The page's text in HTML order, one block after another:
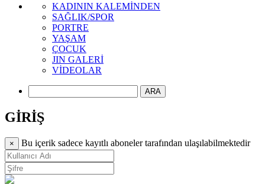
KADININ KALEMİNDEN
SAĞLIK/SPOR
PORTRE
YAŞAM
ÇOCUK
JIN GALERİ
VİDEOLAR
ARA
GİRİŞ
× Bu içerik sadece kayıtlı aboneler tarafından ulaşılabilmektedir